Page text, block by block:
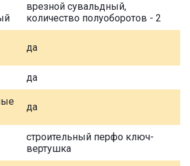
врезной сувальдный,
количество полуоборотов - 2
да
да
да
строительный перфо ключ-
вертушка